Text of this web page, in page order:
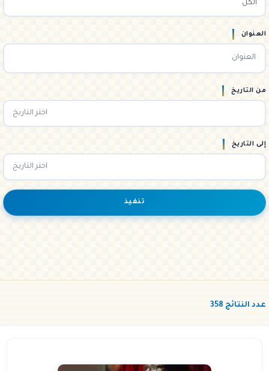
العنوان
من التاريخ
إلى التاريخ
تنفيذ
عدد النتائج 358